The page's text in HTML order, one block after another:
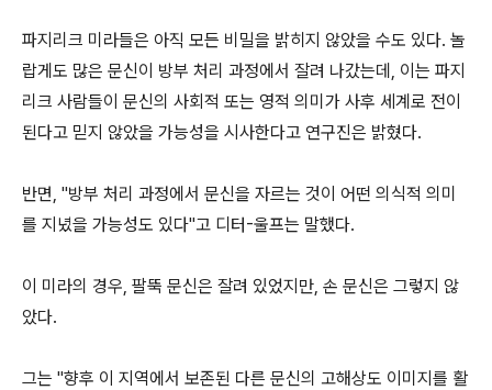
파지리크 미라들은 아직 모든 비밀을 밝히지 않았을 수도 있다. 놀
랍게도 많은 문신이 방부 처리 과정에서 잘려 나갔는데, 이는 파지
리크 사람들이 문신의 사회적 또는 영적 의미가 사후 세계로 전이
된다고 믿지 않았을 가능성을 시사한다고 연구진은 밝혔다.
반면, "방부 처리 과정에서 문신을 자르는 것이 어떤 의식적 의미
를 지녔을 가능성도 있다"고 디터-울프는 말했다.
이 미라의 경우, 팔뚝 문신은 잘려 있었지만, 손 문신은 그렇지 않
았다.
그는 "향후 이 지역에서 보존된 다른 문신의 고해상도 이미지를 활